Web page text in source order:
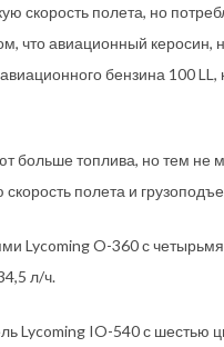
скорость полета, но
что авиационный керосин,
бензина 100
больше топлива, но тем не
полета и
Lycoming O-360 с
л/ч.
Lycoming IO-540 с шестью